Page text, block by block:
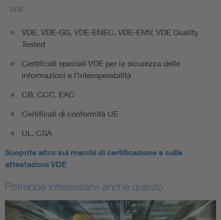
VDE
VDE, VDE-GS, VDE-ENEC, VDE-EMV, VDE Quality
Tested
Certificati speciali VDE per la sicurezza delle
informazioni e l’interoperabilità
CB, CCC, EAC
Certificati di conformità UE
UL, CSA
Scoprite altro sui marchi di certificazione e sulle
attestazioni VDE
Potrebbe interessarvi anche questo